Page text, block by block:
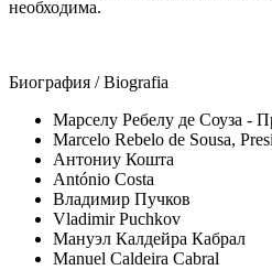
необходима.
Биография / Biografia
Марселу Ребелу де Соуза -
Marcelo Rebelo de Sousa,
Антониу Кошта
António Costa
Владимир Пучков
Vladimir Puchkov
Мануэл Калдейра Кабрал
Manuel Caldeira Cabral